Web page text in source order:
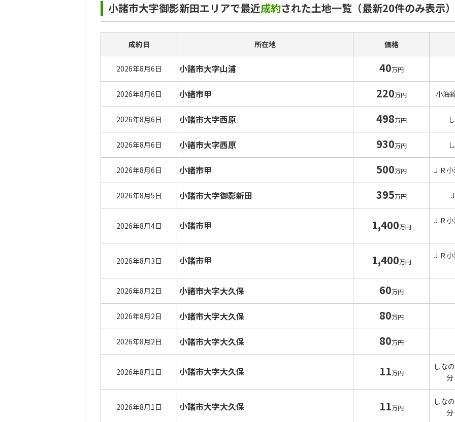
小諸市大字御影新田エリアで最近成約された土地一覧（最新20件のみ表示）
成約日 所在地 価格
2026年8月6日 小諸市大字山浦 40万円
2026年8月6日 小諸市甲 220万円 小海
2026年8月6日 小諸市大字西原 498万円
2026年8月6日 小諸市大字西原 930万円
2026年8月6日 小諸市甲 500万円 ＪＲ
2026年8月5日 小諸市大字御影新田 395万円
2026年8月4日 小諸市甲 1,400万円
ＪＲ
2026年8月3日 小諸市甲 1,400万円
ＪＲ
2026年8月2日 小諸市大字大久保 60万円
2026年8月2日 小諸市大字大久保 80万円
2026年8月2日 小諸市大字大久保 80万円
2026年8月1日 小諸市大字大久保 11万円
しな
2026年8月1日 小諸市大字大久保 11万円
しな